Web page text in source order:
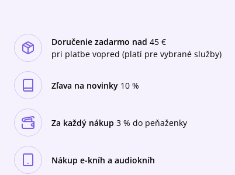
Doručenie zadarmo nad 45 €
pri platbe vopred (platí pre vybrané služby)
Zľava na novinky 10 %
Za každý nákup 3 % do peňaženky
Nákup e-kníh a audiokníh